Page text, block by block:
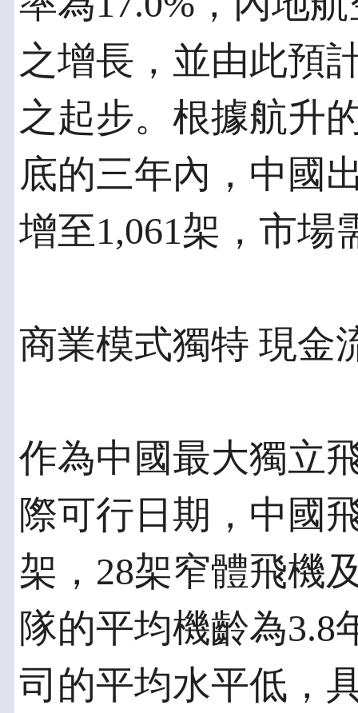
之增長，並由此預
之起步。根據航升
底的三年內，中國
增至1,061架，市場
商業模式獨特 現金
作為中國最大獨立
際可行日期，中國
架，28架窄體飛機
隊的平均機齡為3.8
司的平均水平低，